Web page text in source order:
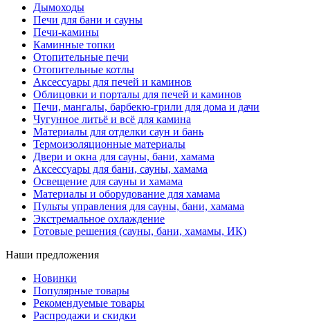
Дымоходы
Печи для бани и сауны
Печи-камины
Каминные топки
Отопительные печи
Отопительные котлы
Аксессуары для печей и каминов
Облицовки и порталы для печей и каминов
Печи, мангалы, барбекю-грили для дома и дачи
Чугунное литьё и всё для камина
Материалы для отделки саун и бань
Термоизоляционные материалы
Двери и окна для сауны, бани, хамама
Аксессуары для бани, сауны, хамама
Освещение для сауны и хамама
Материалы и оборудование для хамама
Пульты управления для сауны, бани, хамама
Экстремальное охлаждение
Готовые решения (сауны, бани, хамамы, ИК)
Наши предложения
Новинки
Популярные товары
Рекомендуемые товары
Распродажи и скидки